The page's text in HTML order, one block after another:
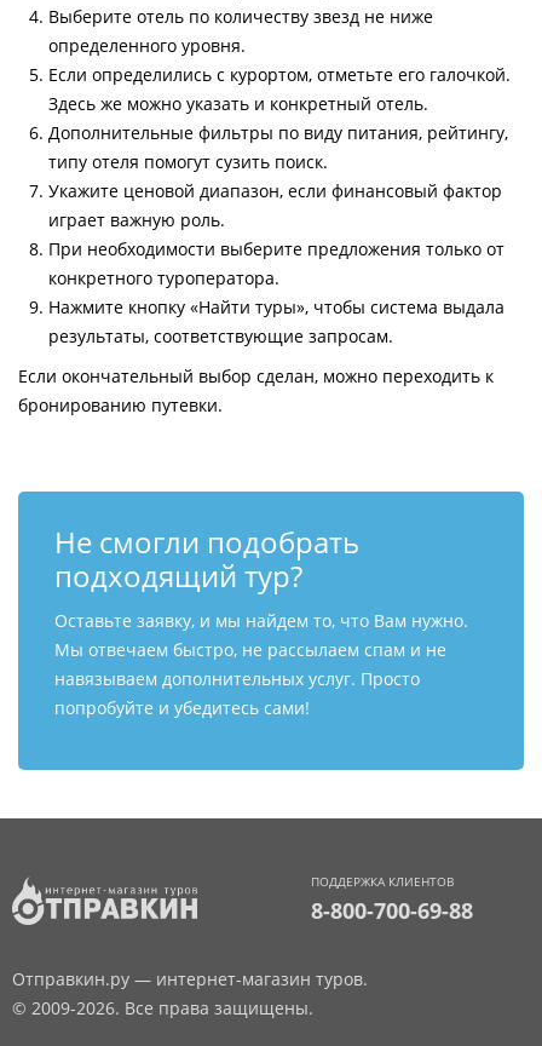
Выберите отель по количеству звезд не ниже
определенного уровня.
Если определились с курортом, отметьте его галочкой.
Здесь же можно указать и конкретный отель.
Дополнительные фильтры по виду питания, рейтингу,
типу отеля помогут сузить поиск.
Укажите ценовой диапазон, если финансовый фактор
играет важную роль.
При необходимости выберите предложения только от
конкретного туроператора.
Нажмите кнопку «Найти туры», чтобы система выдала
результаты, соответствующие запросам.
Если окончательный выбор сделан, можно переходить к
бронированию путевки.
Не смогли подобрать
подходящий тур?
Оставьте заявку, и мы найдем то, что Вам нужно.
Мы отвечаем быстро, не рассылаем спам и не
навязываем дополнительных услуг. Просто
попробуйте и убедитесь сами!
ПОДДЕРЖКА КЛИЕНТОВ
8-800-700-69-88
Отправкин.ру — интернет-магазин туров.
© 2009-2026. Все права защищены.